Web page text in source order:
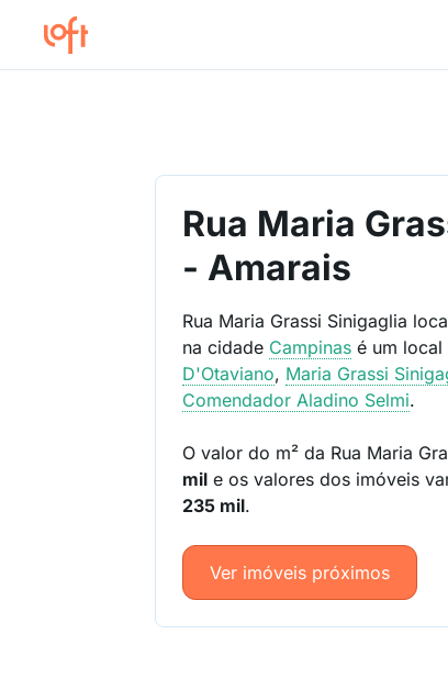
Rua Maria
- Amarais
Rua Maria Grassi Sinigaglia
na cidade Campinas é um
D'Otaviano, Maria Grassi
Comendador Aladino Selmi.
O valor do m² da Rua Maria
mil e os valores dos imóveis
235 mil.
Ver imóveis próximos